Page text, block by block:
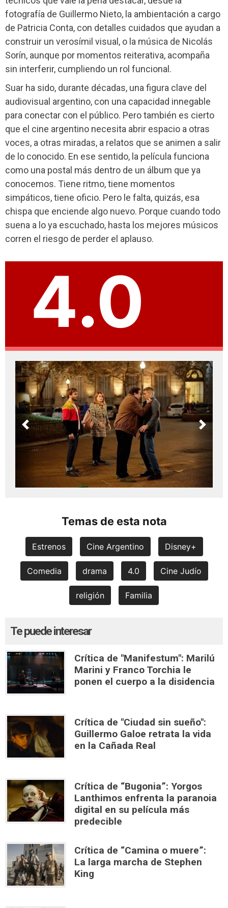
fotografía de Guillermo Nieto, la ambientación a cargo
de Patricia Conta, con detalles cuidados que ayudan a
construir un verosímil visual, o la música de Nicolás
Sorín, aunque por momentos reiterativa, acompaña
sin interferir, cumpliendo un rol funcional.
Suar ha sido, durante décadas, una figura clave del
audiovisual argentino, con una capacidad innegable
para conectar con el público. Pero también es cierto
que el cine argentino necesita abrir espacio a otras
voces, a otras miradas, a relatos que se animen a salir
de lo conocido. En ese sentido, la película funciona
como una postal más dentro de un álbum que ya
conocemos. Tiene ritmo, tiene momentos
simpáticos, tiene oficio. Pero le falta, quizás, esa
chispa que enciende algo nuevo. Porque cuando todo
suena a lo ya escuchado, hasta los mejores músicos
corren el riesgo de perder el aplauso.
4.0
Previous Next
Temas de esta nota
Estrenos Cine Argentino Disney+
Comedia drama 4.0 Cine Judío
religión Familia
Te puede interesar
Crítica de "Manifestum": Marilú
Marini y Franco Torchia le
ponen el cuerpo a la disidencia
Crítica de "Ciudad sin sueño":
Guillermo Galoe retrata la vida
en la Cañada Real
Crítica de “Bugonia”: Yorgos
Lanthimos enfrenta la paranoia
digital en su película más
predecible
Crítica de “Camina o muere”:
La larga marcha de Stephen
King